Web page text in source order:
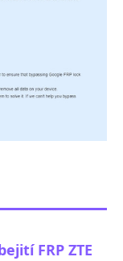
FRP ZTE